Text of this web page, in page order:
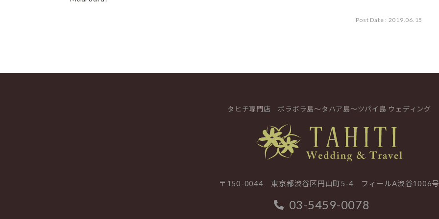
Post Date : 2019.06.15
タヒチ専門店ボラボラ島～タハア島～ツパイ島 ウェディング
〒150-0044 東京都渋谷区円山町5-4 フィールA渋谷1006
03-5459-0078